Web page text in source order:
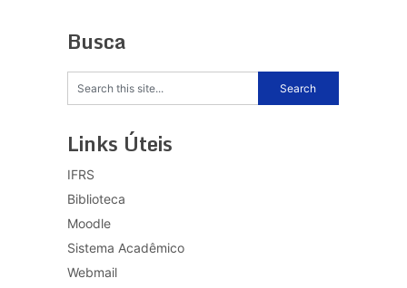
Busca
Links Úteis
IFRS
Biblioteca
Moodle
Sistema Acadêmico
Webmail